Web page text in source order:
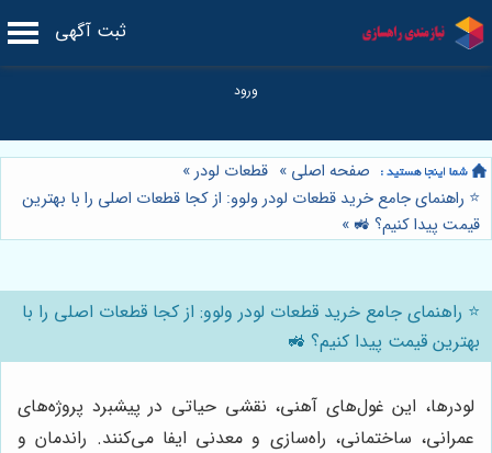
ثبت آگهی
صفحه اصلی » قطعات لودر»
⭐️ راهنمای جامع خرید قطعات لودر ولوو: از کجا قطعات اصلی را با بهترین
قیمت پیدا کنیم؟ 🚜 »
⭐️ راهنمای جامع خرید قطعات لودر ولوو: از کجا قطعات اصلی را با
بهترین قیمت پیدا کنیم؟ 🚜
لودرها، این غول‌های آهنی، نقشی حیاتی در پیشبرد پروژه‌های
عمرانی، ساختمانی، راه‌سازی و معدنی ایفا می‌کنند. راندمان و